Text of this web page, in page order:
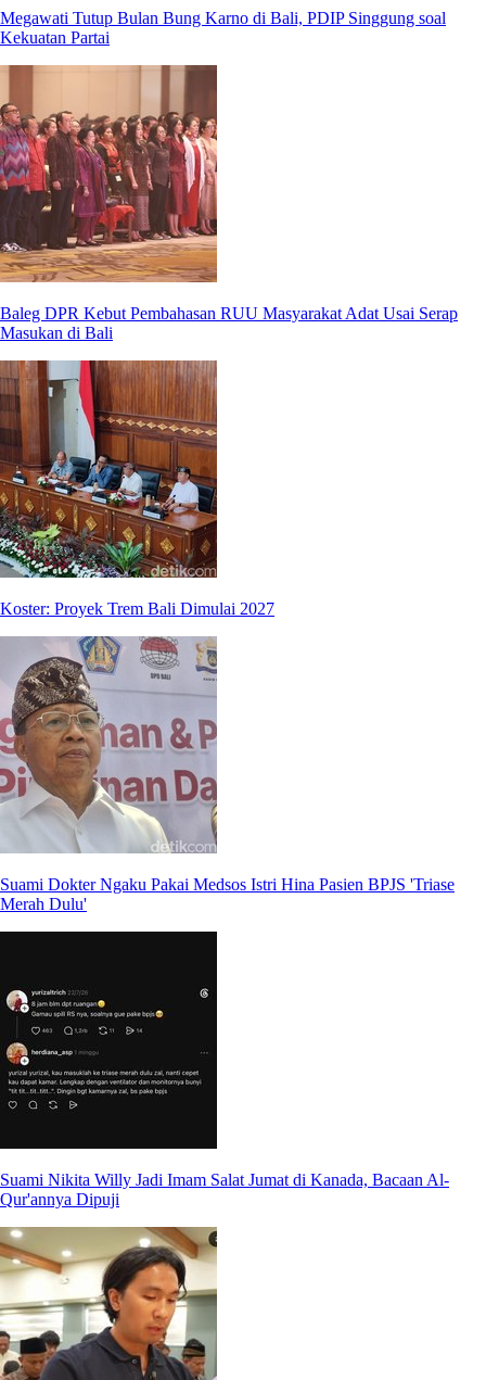
Megawati Tutup Bulan Bung Karno di Bali, PDIP Singgung soal
Kekuatan Partai
Baleg DPR Kebut Pembahasan RUU Masyarakat Adat Usai Serap
Masukan di Bali
Koster: Proyek Trem Bali Dimulai 2027
Suami Dokter Ngaku Pakai Medsos Istri Hina Pasien BPJS 'Triase
Merah Dulu'
Suami Nikita Willy Jadi Imam Salat Jumat di Kanada, Bacaan Al-
Qur'annya Dipuji